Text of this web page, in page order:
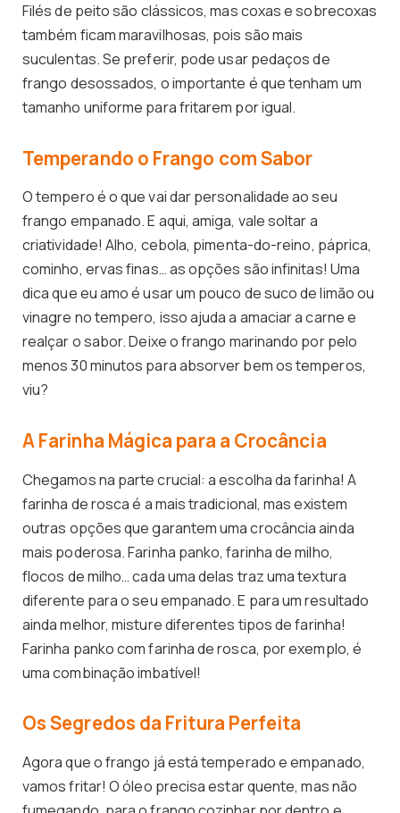
Filés de peito são clássicos, mas coxas e sobrecoxas
também ficam maravilhosas, pois são mais
suculentas. Se preferir, pode usar pedaços de
frango desossados, o importante é que tenham um
tamanho uniforme para fritarem por igual.
Temperando o Frango com Sabor
O tempero é o que vai dar personalidade ao seu
frango empanado. E aqui, amiga, vale soltar a
criatividade! Alho, cebola, pimenta-do-reino, páprica,
cominho, ervas finas… as opções são infinitas! Uma
dica que eu amo é usar um pouco de suco de limão ou
vinagre no tempero, isso ajuda a amaciar a carne e
realçar o sabor. Deixe o frango marinando por pelo
menos 30 minutos para absorver bem os temperos,
viu?
A Farinha Mágica para a Crocância
Chegamos na parte crucial: a escolha da farinha! A
farinha de rosca é a mais tradicional, mas existem
outras opções que garantem uma crocância ainda
mais poderosa. Farinha panko, farinha de milho,
flocos de milho… cada uma delas traz uma textura
diferente para o seu empanado. E para um resultado
ainda melhor, misture diferentes tipos de farinha!
Farinha panko com farinha de rosca, por exemplo, é
uma combinação imbatível!
Os Segredos da Fritura Perfeita
Agora que o frango já está temperado e empanado,
vamos fritar! O óleo precisa estar quente, mas não